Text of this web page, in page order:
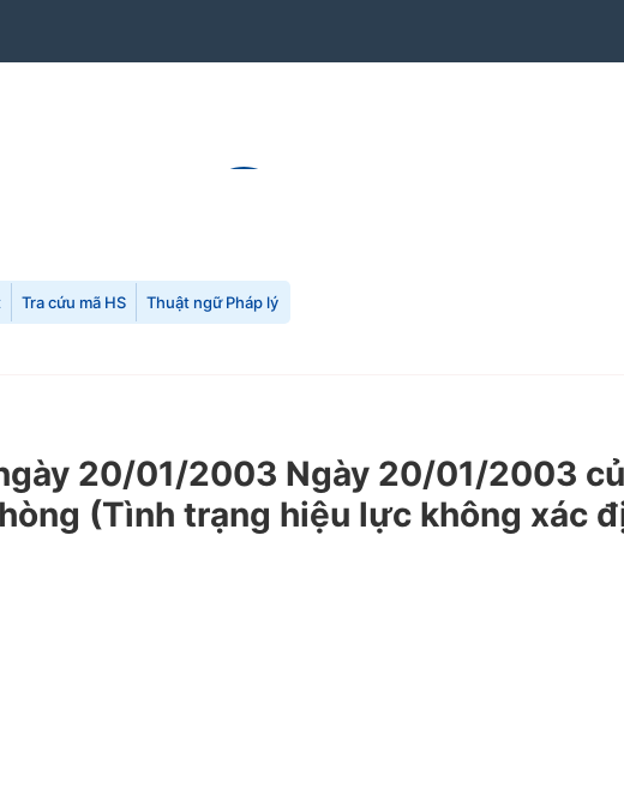
Tra cứu mã HS Thuật ngữ Pháp lý
20/01/2003 Ngày 20/01/2003
(Tình trạng hiệu lực không xác